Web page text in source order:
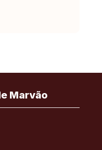
Marvão